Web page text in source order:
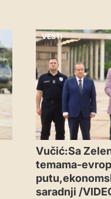
VESTI
Vučić:Sa
temama-
saradnji /